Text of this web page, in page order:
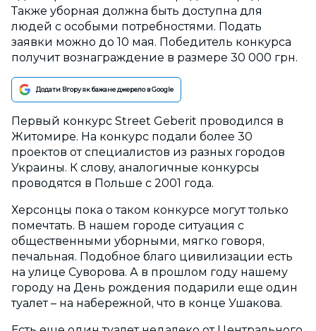
Также уборная должна быть доступна для
людей с особыми потребностями. Подать
заявки можно до 10 мая. Победитель конкурса
получит вознаграждение в размере 30 000 грн.
Додати Вгору як бажане джерело в Google
Первый конкурс Street Geberit проводился в
Житомире. На конкурс подали более 30
проектов от специалистов из разных городов
Украины. К слову, аналогичные конкурсы
проводятся в Польше с 2001 года.
Херсонцы пока о таком конкурсе могут только
помечтать. В нашем городе ситуация с
общественными уборными, мягко говоря,
печальная. Подобное благо цивилизации есть
на улице Суворова. А в прошлом году нашему
городу на День рождения подарили еще один
туалет – на набережной, что в конце Ушакова.